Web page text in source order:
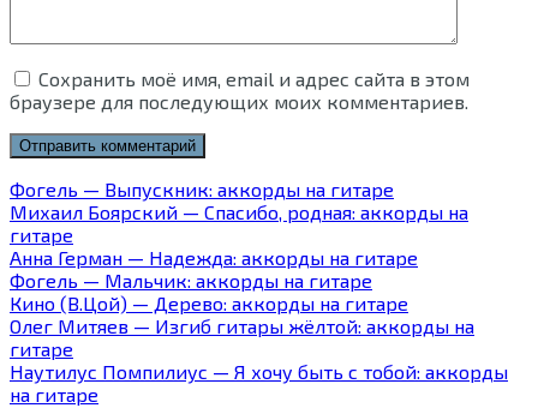
Сохранить моё имя, email и адрес сайта в этом
браузере для последующих моих комментариев.
Фогель — Выпускник: аккорды на гитаре
Михаил Боярский — Спасибо, родная: аккорды на
гитаре
Анна Герман — Надежда: аккорды на гитаре
Фогель — Мальчик: аккорды на гитаре
Кино (В.Цой) — Дерево: аккорды на гитаре
Олег Митяев — Изгиб гитары жёлтой: аккорды на
гитаре
Наутилус Помпилиус — Я хочу быть с тобой: аккорды
на гитаре